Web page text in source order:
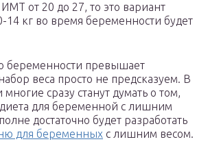
ИМТ от 20 до 27, то это вариант
кг во время беременности будет
беременности превышает
веса просто не предсказуем. В
сразу станут думать о том,
для беременной с лишним
достаточно будет разработать
для беременных с лишним весом.